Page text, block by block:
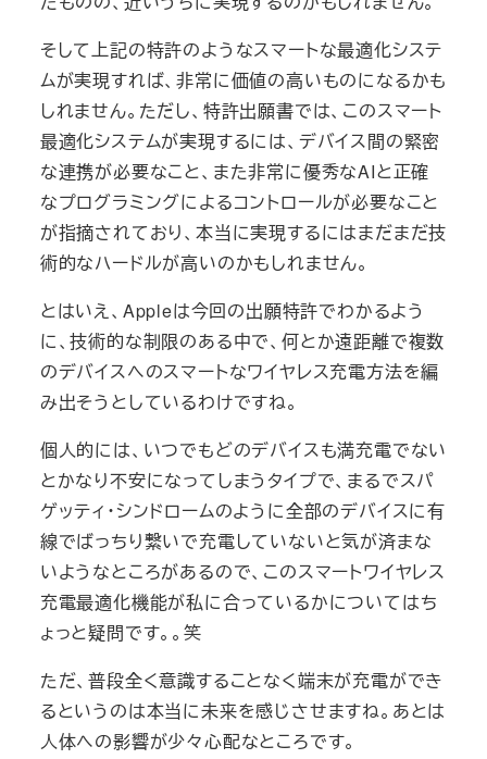
そして上記の特許のようなスマートな最適化システ
ムが実現すれば、非常に価値の高いものになるかも
しれません。ただし、特許出願書では、このスマート
最適化システムが実現するには、デバイス間の緊密
な連携が必要なこと、また非常に優秀なAIと正確
なプログラミングによるコントロールが必要なこと
が指摘されており、本当に実現するにはまだまだ技
術的なハードルが高いのかもしれません。
とはいえ、Appleは今回の出願特許でわかるよう
に、技術的な制限のある中で、何とか遠距離で複数
のデバイスへのスマートなワイヤレス充電方法を編
み出そうとしているわけですね。
個人的には、いつでもどのデバイスも満充電でない
とかなり不安になってしまうタイプで、まるでスパ
ゲッティ・シンドロームのように全部のデバイスに有
線でばっちり繋いで充電していないと気が済まな
いようなところがあるので、このスマートワイヤレス
充電最適化機能が私に合っているかについてはち
ょっと疑問です。。笑
ただ、普段全く意識することなく端末が充電ができ
るというのは本当に未来を感じさせますね。あとは
人体への影響が少々心配なところです。